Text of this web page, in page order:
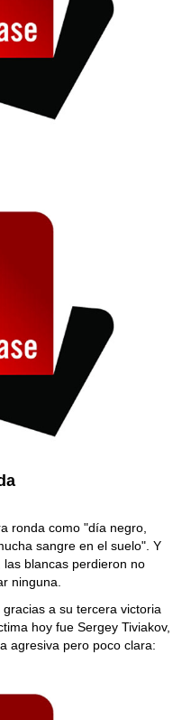
ronda como "día negro,
sangre en el suelo". Y
blancas perdieron no
ninguna.
a su tercera victoria
hoy fue Sergey Tiviakov,
agresiva pero poco clara: